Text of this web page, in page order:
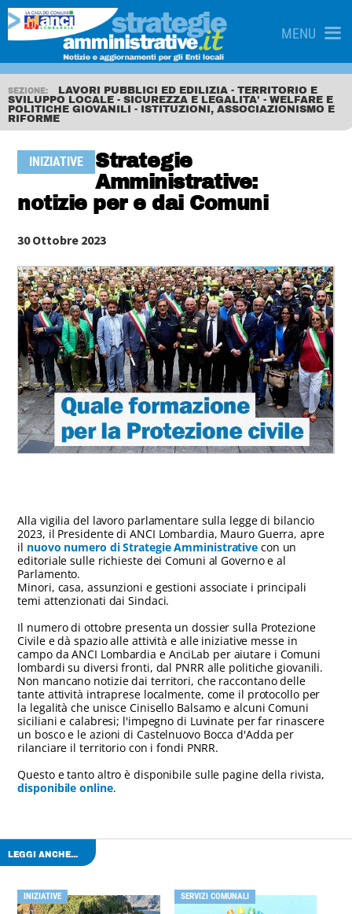
MENU
SEZIONE:
LAVORI PUBBLICI ED EDILIZIA - TERRITORIO E
SVILUPPO LOCALE - SICUREZZA E LEGALITA' - WELFARE E
POLITICHE GIOVANILI - ISTITUZIONI, ASSOCIAZIONISMO E
RIFORME
INIZIATIVE
Strategie
Amministrative:
notizie per e dai Comuni
30 Ottobre 2023
Alla vigilia del lavoro parlamentare sulla legge di bilancio
2023, il Presidente di ANCI Lombardia, Mauro Guerra, apre
il nuovo numero di Strategie Amministrative con un
editoriale sulle richieste dei Comuni al Governo e al
Parlamento.
Minori, casa, assunzioni e gestioni associate i principali
temi attenzionati dai Sindaci.
Il numero di ottobre presenta un dossier sulla Protezione
Civile e dà spazio alle attività e alle iniziative messe in
campo da ANCI Lombardia e AnciLab per aiutare i Comuni
lombardi su diversi fronti, dal PNRR alle politiche giovanili.
Non mancano notizie dai territori, che raccontano delle
tante attività intraprese localmente, come il protocollo per
la legalità che unisce Cinisello Balsamo e alcuni Comuni
siciliani e calabresi; l'impegno di Luvinate per far rinascere
un bosco e le azioni di Castelnuovo Bocca d'Adda per
rilanciare il territorio con i fondi PNRR.
Questo e tanto altro è disponibile sulle pagine della rivista,
disponibile online.
LEGGI ANCHE...
INIZIATIVE SERVIZI COMUNALI